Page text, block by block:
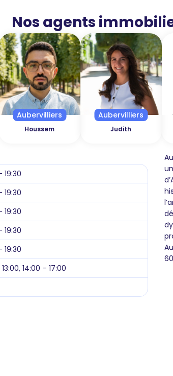
Nos agents
Aubervilliers
Houssem
Aubervilliers
Judith
19:30
19:30
19:30
19:30
19:30
14:00 – 17:00